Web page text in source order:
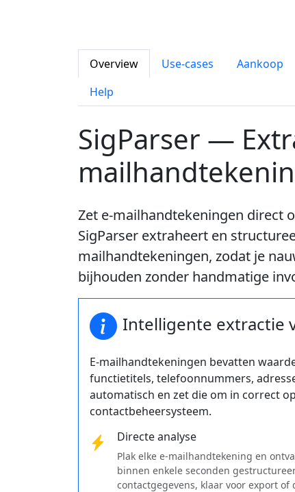
Overview Use-cases Aankoop
Help
SigParser —
Zet e-mailhandtekeningen direct
SigParser extraheert en
mailhandtekeningen, zodat je
bijhouden zonder handmatige
Intelligente extractie
E-mailhandtekeningen bevatten
functietitels, telefoonnummers,
automatisch en zet die om in correct
contactbeheersysteem.
Directe analyse
Plak elke e-mailhandtekening en
binnen enkele seconden
contactgegevens, klaar voor export of